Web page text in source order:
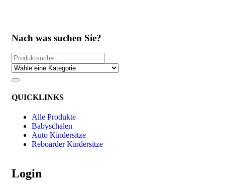
Nach was suchen Sie?
QUICKLINKS
Alle Produkte
Babyschalen
Auto Kindersitze
Reboarder Kindersitze
Login